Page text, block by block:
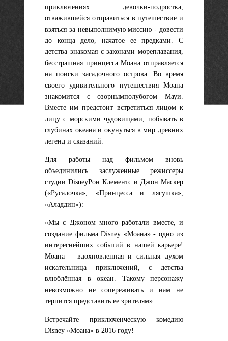
приключениях девочки-подростка
отважившейся отправиться в путешествие и
взяться за невыполнимую миссию - довести
до конца дело, начатое ее предками. С
детства знакомая с законами мореплавания,
бесстрашная принцесса Моана отправляется
на поиски загадочного острова. Во время
своего удивительного путешествия Моана
знакомится созорнымполубогом Мауи.
Вместе им предстоит встретиться лицом к
лицу с морскими чудовищами, побывать в
глубинах океана и окунуться в мир древних
легенд и сказаний.
Для работы над фильмом вновь
объединились заслуженные режиссеры
студии DisneyРон Клементс и Джон Маскер
(«Русалочка», «Принцесса и лягушка»,
«Аладдин»):
«Мы с Джоном много работали вместе, и
создание фильма Disney «Моана» - одно из
интереснейших событий в нашей карьере!
Моана – вдохновленная и сильная духом
искательница приключений , с детства
влюблённая в океан.
Такому персонажу
невозможно не сопереживать и нам не
терпится представить ее зрителям».
Встречайте приключенческую комедию
Disney «Моана» в 2016 году!